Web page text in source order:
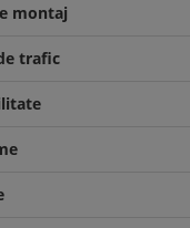
montaj
trafic